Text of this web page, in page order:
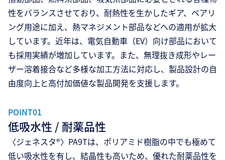
性をバランスさせており、耐熱性を生かしたギア、ベアリ
ング用途に加え、熱マネジメント部品などへの適用が拡大
しています。近年は、電気自動車（EV）向け部品において
も採用実績が増加しています。また、無理抜き成形やレー
ザー溶着接合など多様な加工方法に対応し、製品設計の自
由度向上と高付加価値な製品開発を支援します。
POINT01
低吸水性 / 耐薬品性
〈ジェネスタ®〉PA9Tは、ポリアミド樹脂の中でも極めて
低い吸水性を有し、結晶性も高いため、優れた耐薬品性を